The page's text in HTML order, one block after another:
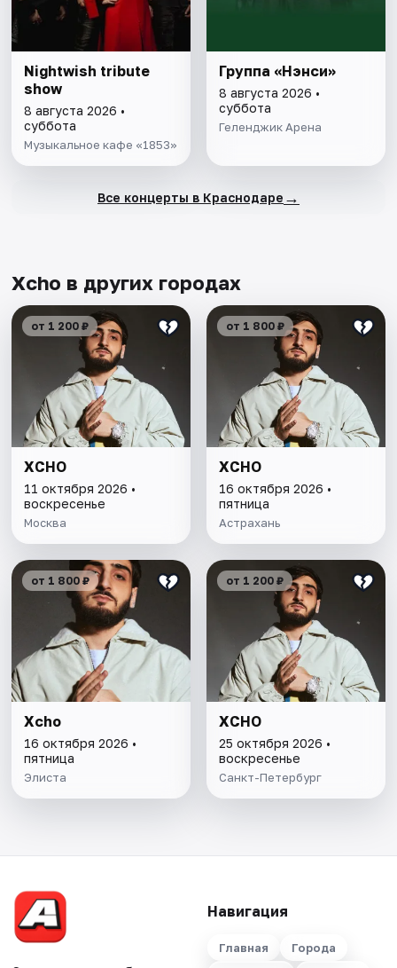
Nightwish tribute
show
8 августа 2026 •
суббота
Музыкальное кафе «1853»
Группа «Нэнси»
8 августа 2026 •
суббота
Геленджик Арена
Все концерты в Краснодаре →
Xcho в других городах
от 1 200 ₽
XCHO
11 октября 2026 •
воскресенье
Москва
от 1 800 ₽
XCHO
16 октября 2026 •
пятница
Астрахань
от 1 800 ₽
Xcho
16 октября 2026 •
пятница
Элиста
от 1 200 ₽
XCHO
25 октября 2026 •
воскресенье
Санкт-Петербург
Навигация
Главная
Города